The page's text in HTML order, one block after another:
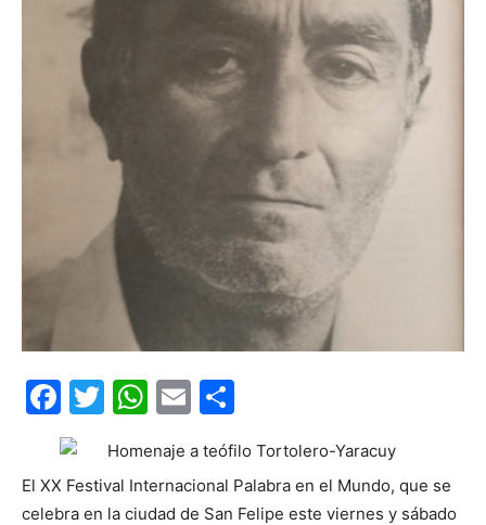
Facebook
Twitter
WhatsApp
Email
El XX Festival Internacional Palabra en el Mundo, que se
celebra en la ciudad de San Felipe este viernes y sábado